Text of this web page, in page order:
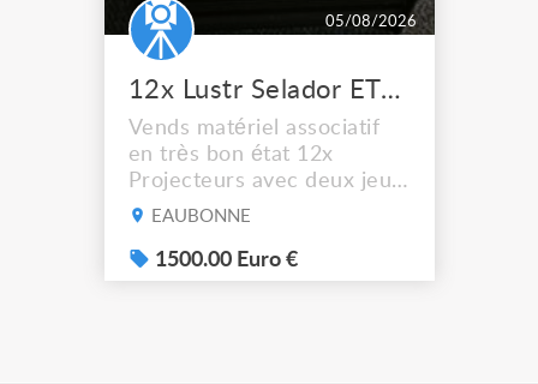
05/08/2026
12x Lustr Selador ETC Led 7x colors filtres
Vends matériel associatif
en très bon état 12x
Projecteurs avec deux jeux
de filtre filtre Lustr Selador
system – seven colour
LEDs providing the
EAUBONNE
1500.00 Euro €